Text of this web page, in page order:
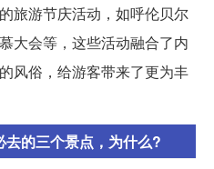
旅游节庆活动，如呼伦贝尔
大会等，这些活动融合了内
风俗，给游客带来了更为丰
的三个景点，为什么?